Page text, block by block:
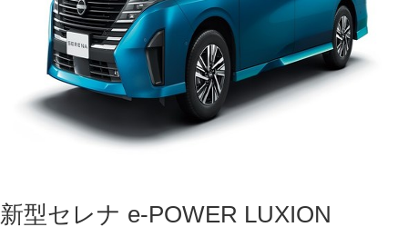
新型セレナ e-POWER LUXION